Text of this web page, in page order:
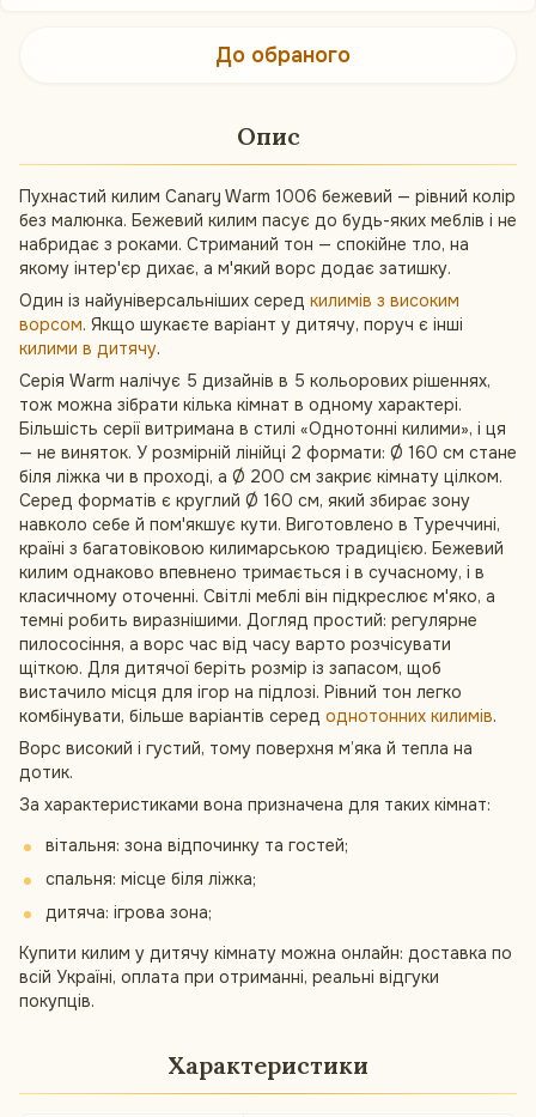
До обраного
Опис
Пухнастий килим Canary Warm 1006 бежевий — рівний колір
без малюнка. Бежевий килим пасує до будь-яких меблів і не
набридає з роками. Стриманий тон — спокійне тло, на
якому інтер'єр дихає, а м'який ворс додає затишку.
Один із найуніверсальніших серед килимів з високим
ворсом. Якщо шукаєте варіант у дитячу, поруч є інші
килими в дитячу.
Серія Warm налічує 5 дизайнів в 5 кольорових рішеннях,
тож можна зібрати кілька кімнат в одному характері.
Більшість серії витримана в стилі «Однотонні килими», і ця
— не виняток. У розмірній лінійці 2 формати: Ø 160 см стане
біля ліжка чи в проході, а Ø 200 см закриє кімнату цілком.
Серед форматів є круглий Ø 160 см, який збирає зону
навколо себе й пом'якшує кути. Виготовлено в Туреччині,
країні з багатовіковою килимарською традицією. Бежевий
килим однаково впевнено тримається і в сучасному, і в
класичному оточенні. Світлі меблі він підкреслює м'яко, а
темні робить виразнішими. Догляд простий: регулярне
пилососіння, а ворс час від часу варто розчісувати
щіткою. Для дитячої беріть розмір із запасом, щоб
вистачило місця для ігор на підлозі. Рівний тон легко
комбінувати, більше варіантів серед однотонних килимів.
Ворс високий і густий, тому поверхня м’яка й тепла на
дотик.
За характеристиками вона призначена для таких кімнат:
вітальня: зона відпочинку та гостей;
спальня: місце біля ліжка;
дитяча: ігрова зона;
Купити килим у дитячу кімнату можна онлайн: доставка по
всій Україні, оплата при отриманні, реальні відгуки
покупців.
Характеристики